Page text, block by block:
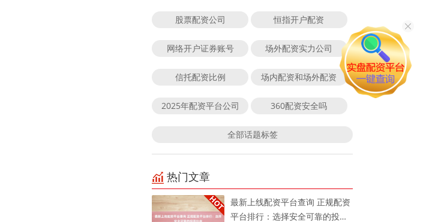
股票配资公司 恒指开户配资
网络开户证券账号 场外配资实力公司
信托配资比例 场内配资和场外配资
2025年配资平台公司 360配资安全吗
全部话题标签
热门文章
最新上线配资平台查询 正规配资
平台排行：选择安全可靠的投资